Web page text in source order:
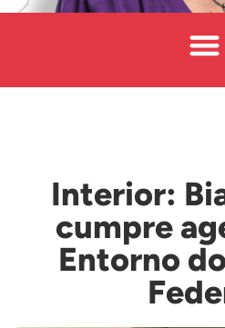
Interior:
cumpre
Entorno